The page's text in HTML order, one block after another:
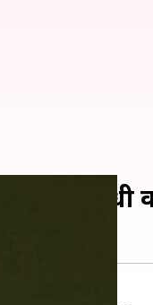
प्रियंका